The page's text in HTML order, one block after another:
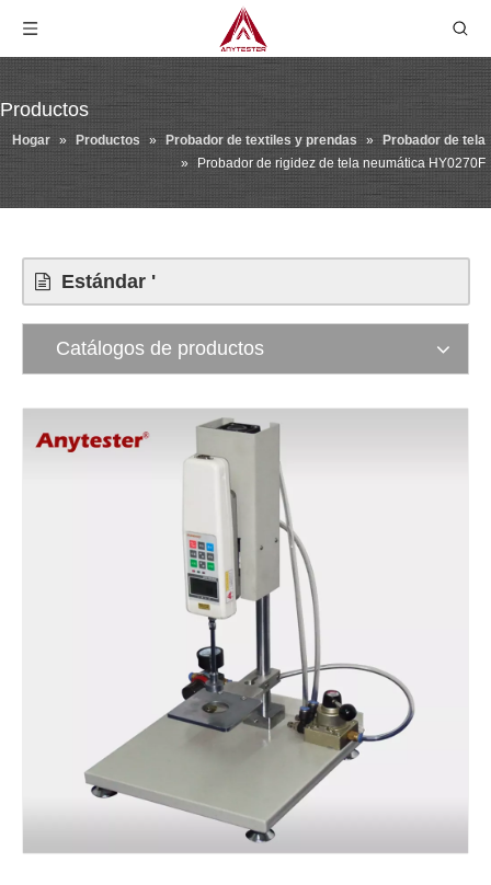
Productos
Hogar » Productos » Probador de textiles y prendas »
Probador de tela
» Probador de rigidez de tela neumática HY0270F
Estándar '
Catálogos de productos